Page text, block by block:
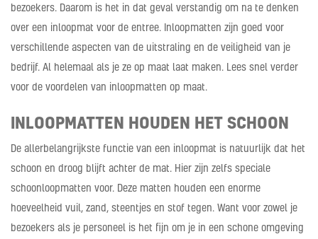
bezoekers. Daarom is het in dat geval verstandig om na te denken
over een inloopmat voor de entree. Inloopmatten zijn goed voor
verschillende aspecten van de uitstraling en de veiligheid van je
bedrijf. Al helemaal als je ze op maat laat maken. Lees snel verder
voor de voordelen van inloopmatten op maat.
INLOOPMATTEN HOUDEN HET SCHOON
De allerbelangrijkste functie van een inloopmat is natuurlijk dat het
schoon en droog blijft achter de mat. Hier zijn zelfs speciale
schoonloopmatten voor. Deze matten houden een enorme
hoeveelheid vuil, zand, steentjes en stof tegen. Want voor zowel je
bezoekers als je personeel is het fijn om je in een schone omgeving